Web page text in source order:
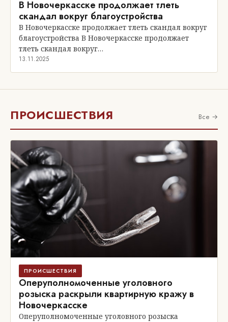
В Новочеркасске продолжает тлеть
скандал вокруг благоустройства
В Новочеркасске продолжает тлеть скандал вокруг
благоустройства В Новочеркасске продолжает
тлеть скандал вокруг…
13.11.2025
ПРОИСШЕСТВИЯ Все →
ПРОИСШЕСТВИЯ
Оперуполномоченные уголовного
розыска раскрыли квартирную кражу в
Новочеркасске
Оперуполномоченные уголовного розыска